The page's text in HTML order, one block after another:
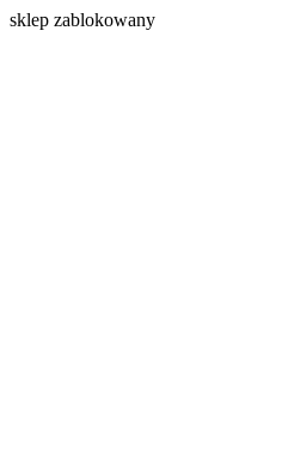
sklep zablokowany